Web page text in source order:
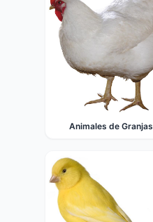
Animales de Granjas